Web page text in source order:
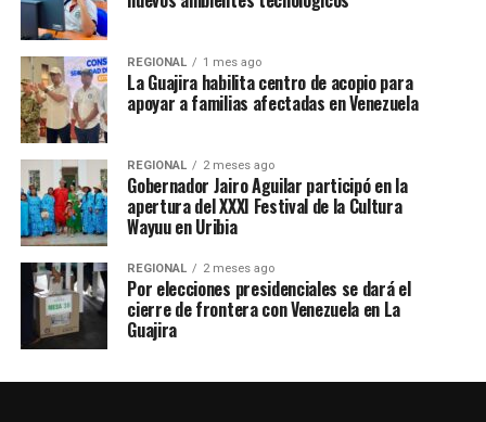
REGIONAL 1 mes ago
La Guajira habilita centro de acopio para
apoyar a familias afectadas en Venezuela
REGIONAL 2 meses ago
Gobernador Jairo Aguilar participó en la
apertura del XXXI Festival de la Cultura
Wayuu en Uribia
REGIONAL 2 meses ago
Por elecciones presidenciales se dará el
cierre de frontera con Venezuela en La
Guajira